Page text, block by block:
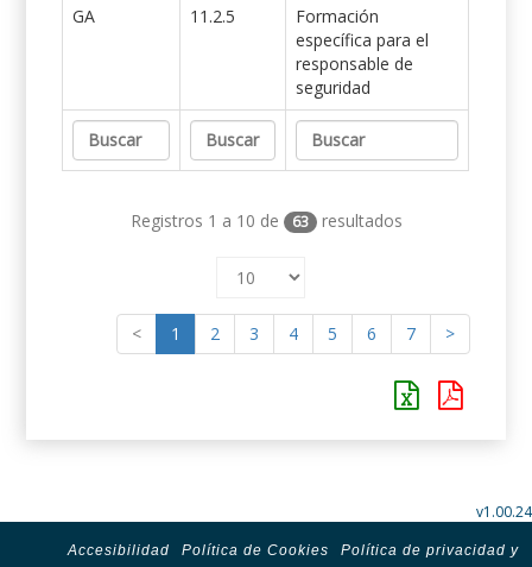
GA
11.2.5
Formación
específica para el
responsable de
seguridad
Registros 1 a 10 de 63 resultados
< 1 2 3 4 5 6 7 >
v1.00.24
Accesibilidad Política de Cookies
Política de privacidad y